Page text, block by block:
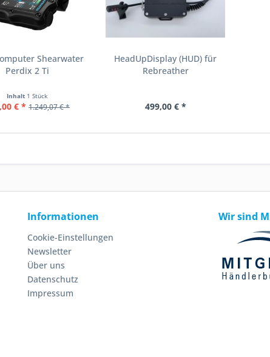
Shearwater
Perdix 2 Ti
Inhalt 1 Stück
€ * 1.249,07 € *
HeadUpDisplay (HUD) für
Rebreather
499,00 € *
Informationen
Cookie-Einstellungen
Newsletter
Über uns
Datenschutz
Impressum
Wir sind